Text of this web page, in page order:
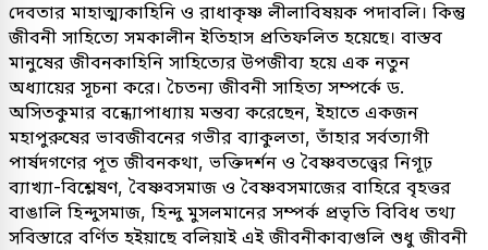
দেবতার মাহাত্ম্যকাহিনি ও রাধাকৃষ্ণ লীলাবিষয়ক পদাবলি। কিন্তু
জীবনী সাহিত্যে সমকালীন ইতিহাস প্রতিফলিত হয়েছে। বাস্তব
মানুষের জীবনকাহিনি সাহিত্যের উপজীব্য হয়ে এক নতুন
অধ্যায়ের সূচনা করে। চৈতন্য জীবনী সাহিত্য সম্পর্কে ড.
অসিতকুমার বন্ধ্যোপাধ্যায় মন্তব্য করেছেন, ইহাতে একজন
মহাপুরুষের ভাবজীবনের গভীর ব্যাকুলতা, তাঁহার সর্বত্যাগী
পার্ষদগণের পূত জীবনকথা, ভক্তিদর্শন ও বৈষ্ণবতত্ত্বের নিগূঢ়
ব্যাখ্যা-বিশ্লেষণ, বৈষ্ণবসমাজ ও বৈষ্ণবসমাজের বাহিরে বৃহত্তর
বাঙালি হিন্দুসমাজ, হিন্দু মুসলমানের সম্পর্ক প্রভৃতি বিবিধ তথ্য
সবিস্তারে বর্ণিত হইয়াছে বলিয়াই এই জীবনীকাব্যগুলি শুধু জীবনী